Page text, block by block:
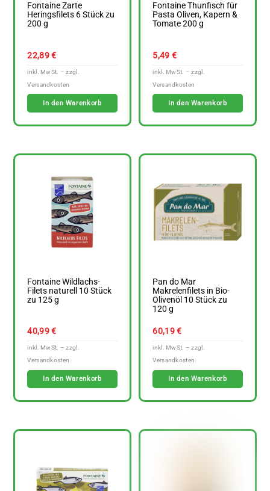
Fontaine Zarte
Heringsfilets 6 Stück zu
200 g
22,89€
In den Warenkorb
Fontaine Thunfisch für
Pasta Oliven, Kapern &
Tomate 200 g
5,49 €
In den Warenkorb
Fontaine Wildlachs-
Filets naturell 10 Stück
zu 125 g
40,99€
In den Warenkorb
Pan do Mar
Makrelenfilets in Bio-
Olivenöl 10 Stück zu
120 g
60,19€
In den Warenkorb